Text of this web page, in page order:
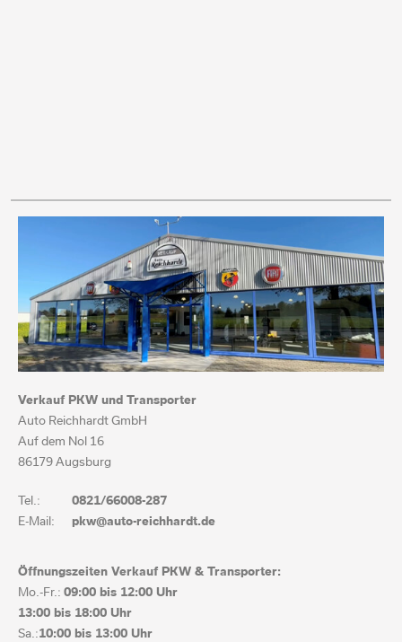
Verkauf PKW und Transporter
Auto Reichhardt GmbH
Auf dem Nol 16
86179 Augsburg
Tel.:
0821/66008-287
E-Mail:
pkw@auto-reichhardt.de
Öffnungszeiten Verkauf PKW & Transporter:
Mo.-Fr.:09:00 bis 12:00 Uhr
13:00 bis 18:00 Uhr
Sa.:10:00 bis 13:00 Uhr